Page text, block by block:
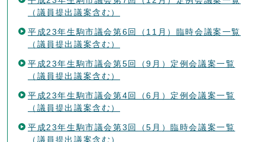
（議員提出議案含む）
平成23年生駒市議会第6回（11月）臨時会議案一覧
（議員提出議案含む）
平成23年生駒市議会第5回（9月）定例会議案一覧
（議員提出議案含む）
平成23年生駒市議会第4回（6月）定例会議案一覧
（議員提出議案含む）
平成23年生駒市議会第3回（5月）臨時会議案一覧
（議員提出議案含む）